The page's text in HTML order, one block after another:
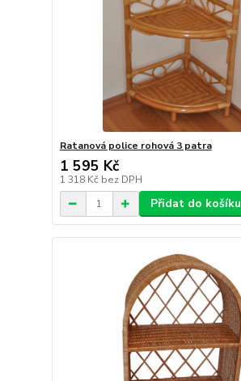
Ratanová police rohová 3 patra
1 595 Kč
1 318 Kč bez DPH
Přidat do košíku